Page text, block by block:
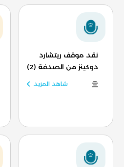
نقد موقف ريتشارد
دوكينز من الصدفة (2)
شاهد المزيد